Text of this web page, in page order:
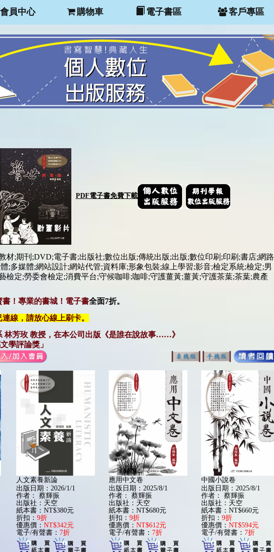
會員中心 購物車 電子書區 客戶專區
PDF電子書免費下載
材;期刊 ;DVD;電子書;出版社;數位出版;傳統出版;出版;數位印刷 ;印刷 ;書店;網路
;多媒體;網站設計;網站代管;資料庫;形象包裝;線上學習;影音;檢定系統;檢定;男
檢定;勞委會檢定;消費平台;守候咖啡;咖啡;守護薑黃;薑黃;守護茶葉;茶葉;農產
！專業的書城！電子書全面7折。
線，請放心線上刷卡。
林芳玫 教授，在本公司出版《是誰在說故事……》
學評論獎」
人文素養新論
出版日期：2026/1/1
作者：
蔡輝振
出版社：天空
紙本書：NT$380元
折扣： 9折
優惠價： NT$342元
電子/有聲書： 7折
應用中文卷
出版日期：2025/8/1
作者：
蔡輝振
出版社：天空
紙本書：NT$680元
折扣： 9折
優惠價： NT$612元
電子/有聲書： 7折
中國小說卷
出版日期：2025/8/1
作者：
蔡輝振
出版社：天空
紙本書：NT$660元
折扣： 9折
優惠價： NT$594元
電子/有聲書： 7折